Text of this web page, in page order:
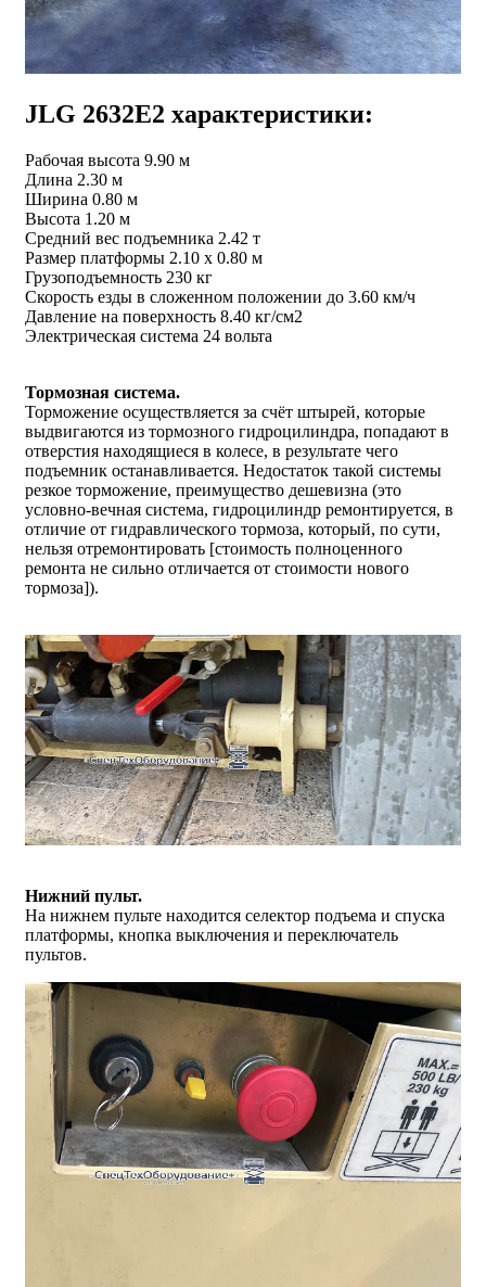
JLG 2632E2 характеристики:
Рабочая высота 9.90 м
Длина 2.30 м
Ширина 0.80 м
Высота 1.20 м
Средний вес подъемника 2.42 т
Размер платформы 2.10 х 0.80 м
Грузоподъемность 230 кг
Скорость езды в сложенном положении до 3.60 км/ч
Давление на поверхность 8.40 кг/см2
Электрическая система 24 вольта
Тормозная система.
Торможение осуществляется за счёт штырей, которые
выдвигаются из тормозного гидроцилиндра, попадают в
отверстия находящиеся в колесе, в результате чего
подъемник останавливается. Недостаток такой системы
резкое торможение, преимущество дешевизна (это
условно-вечная система, гидроцилиндр ремонтируется, в
отличие от гидравлического тормоза, который, по сути,
нельзя отремонтировать [стоимость полноценного
ремонта не сильно отличается от стоимости нового
тормоза]).
Нижний пульт.
На нижнем пульте находится селектор подъема и спуска
платформы, кнопка выключения и переключатель
пультов.